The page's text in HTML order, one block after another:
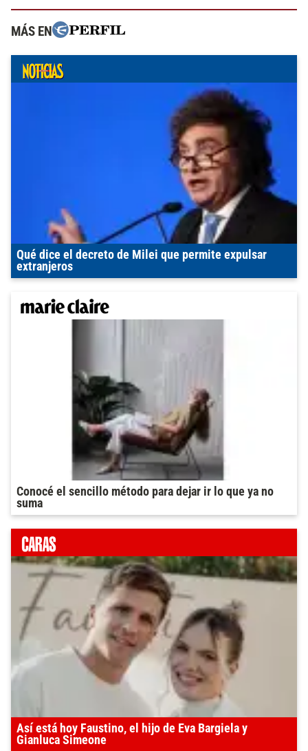
MÁS EN
Qué dice el decreto de Milei que permite expulsar
extranjeros
Conocé el sencillo método para dejar ir lo que ya no
suma
Así está hoy Faustino, el hijo de Eva Bargiela y
Gianluca Simeone